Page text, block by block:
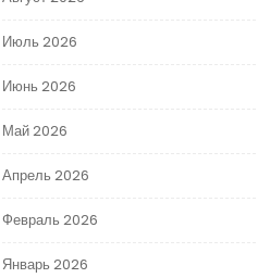
Июль 2026
Июнь 2026
Май 2026
Апрель 2026
Февраль 2026
Январь 2026